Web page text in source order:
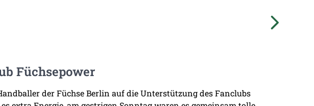
Füchsepower
der Füchse Berlin auf die Unterstützung des Fanclubs